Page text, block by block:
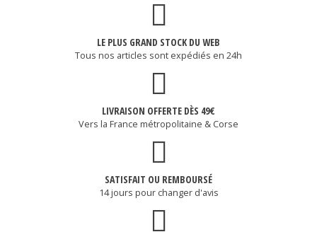
LE PLUS GRAND STOCK DU WEB
Tous nos articles sont expédiés en 24h
LIVRAISON OFFERTE DÈS 49€
Vers la France métropolitaine & Corse
SATISFAIT OU REMBOURSÉ
14 jours pour changer d'avis